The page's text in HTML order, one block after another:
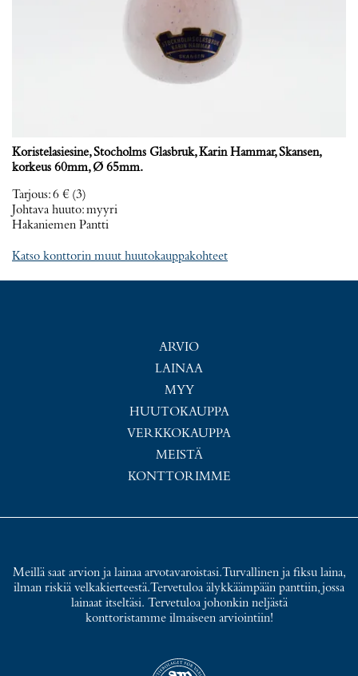
Koristelasiesine, Stocholms Glasbruk, Karin Hammar, Skansen,
korkeus 60mm, Ø 65mm.
Tarjous:6 € (3)
Johtava huuto:myyri
Hakaniemen Pantti
Katso konttorin muut huutokauppakohteet
ARVIO
LAINAA
MYY
HUUTOKAUPPA
VERKKOKAUPPA
MEISTÄ
KONTTORIMME
Meillä saat arvion ja lainaa arvotavaroistasi. Turvallinen ja fiksu laina,
ilman riskiä velkakierteestä. Tervetuloa älykkäämpään panttiin, jossa
lainaat itseltäsi. Tervetuloa johonkin neljästä
konttoristamme ilmaiseen arviointiin!